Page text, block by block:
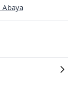
Abaya